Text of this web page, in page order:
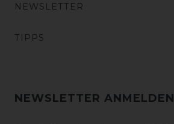
NEWSLETTER
TIPPS
NEWSLETTER ANMELDEN